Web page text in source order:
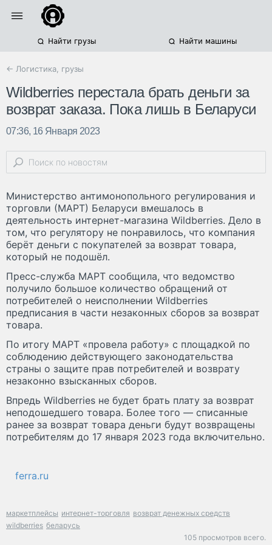
Найти грузы Найти машины
← Логистика, грузы
Wildberries перестала брать деньги за
возврат заказа. Пока лишь в Беларуси
07:36, 16 Января 2023
Министерство антимонопольного регулирования и
торговли (МАРТ) Беларуси вмешалось в
деятельность интернет-магазина Wildberries. Дело в
том, что регулятору не понравилось, что компания
берёт деньги с покупателей за возврат товара,
который не подошёл.
Пресс-служба МАРТ сообщила, что ведомство
получило большое количество обращений от
потребителей о неисполнении Wildberries
предписания в части незаконных сборов за возврат
товара.
По итогу МАРТ «провела работу» с площадкой по
соблюдению действующего законодательства
страны о защите прав потребителей и возврату
незаконно взысканных сборов.
Впредь Wildberries не будет брать плату за возврат
неподошедшего товара. Более того — списанные
ранее за возврат товара деньги будут возвращены
потребителям до 17 января 2023 года включительно.
ferra.ru
маркетплейсы интернет-торговля возврат денежных средств
wildberries беларусь
105 просмотров всего.